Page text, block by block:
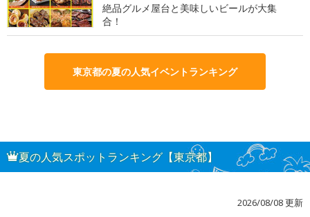
絶品グルメ屋台と美味しいビールが大集
合！
東京都の夏の人気イベントランキング
夏の人気スポットランキング【東京都】
2026/08/08 更新